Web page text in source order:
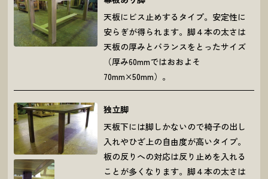
天板にビス止めするタイプ。安定性に
安らぎが得られます。脚４本の太さは
天板の厚みとバランスをとったサイズ
（厚み60mmではおおよそ
70mm×50mm）。
独立脚
天板下には脚しかないので椅子の出し
入れやひざ上の自由度が高いタイプ。
板の反りへの対応は反り止めを入れる
ことが多くなります。脚４本の太さは